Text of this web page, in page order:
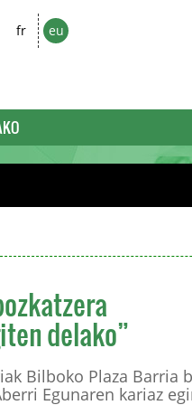
fr eu
delako”
Bilboko Plaza Barria
Egunaren kariaz